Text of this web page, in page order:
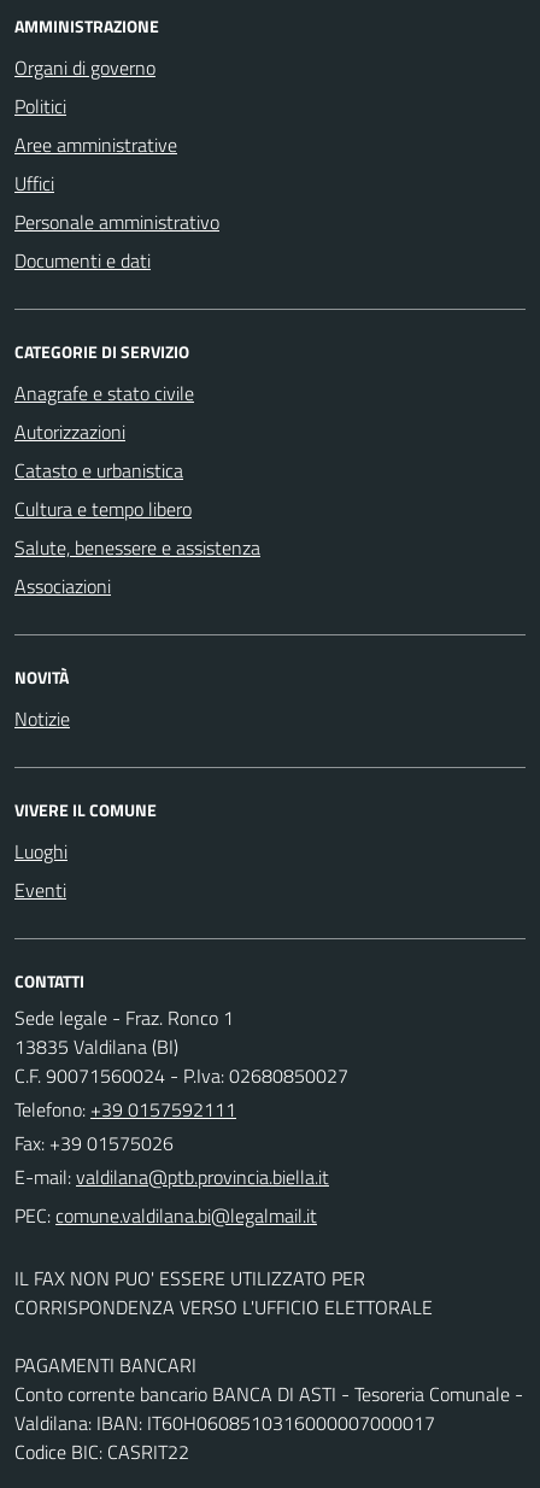
AMMINISTRAZIONE
Organi di governo
Politici
Aree amministrative
Uffici
Personale amministrativo
Documenti e dati
CATEGORIE DI SERVIZIO
Anagrafe e stato civile
Autorizzazioni
Catasto e urbanistica
Cultura e tempo libero
Salute, benessere e assistenza
Associazioni
NOVITÀ
Notizie
VIVERE IL COMUNE
Luoghi
Eventi
CONTATTI
Sede legale - Fraz. Ronco 1
13835 Valdilana (BI)
C.F. 90071560024 - P.Iva: 02680850027
Telefono: +39 0157592111
Fax: +39 01575026
E-mail:
PEC:
IL FAX NON PUO' ESSERE UTILIZZATO PER
CORRISPONDENZA VERSO L'UFFICIO ELETTORALE
PAGAMENTI BANCARI
Conto corrente bancario BANCA DI ASTI - Tesoreria Comunale -
Valdilana: IBAN: IT60H0608510316000007000017
Codice BIC: CASRIT22